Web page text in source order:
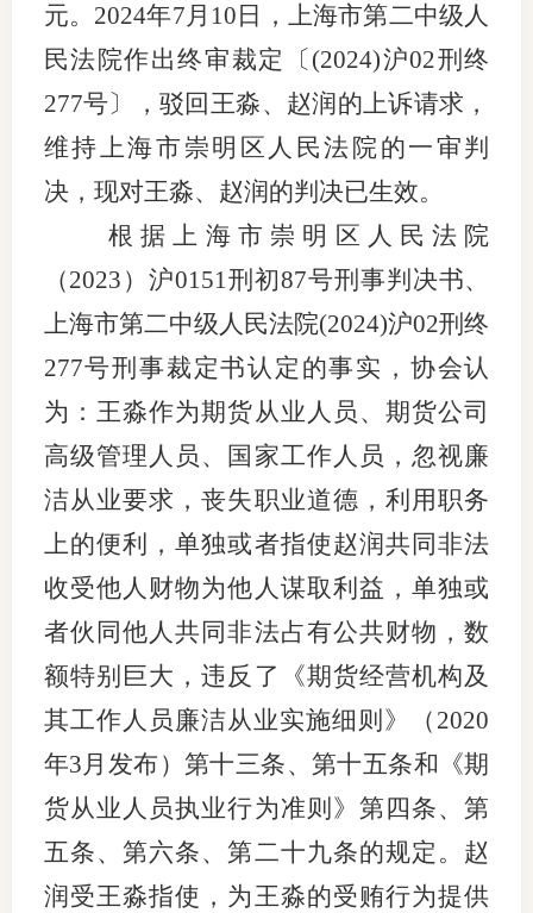
投资者
研究与
行业投
会员公
期货公
元。2024年7月10日，上海市第二中级人
民法院作出终审裁定
〔 (2024)沪02刑终
277号〕 ，驳回 王淼、赵润的上诉请求，
维持上海市崇明区人民法院的一审判
决，现对王淼、赵润的判决已生效。
根据上海市崇明区人民法院
（2023 ）沪0151刑初87号刑事判决书、
上海市第二中级人民法院(2024)沪02刑终
277号刑事裁定书认定的事实，协会认
为： 王淼作为期货从业人员、期货公司
高级管理人员、国家工作人员，忽视廉
洁从业要求，丧失职业道德 ，利用职务
上的便利，单独或者指使赵润共同非法
收受他人财物为他人谋取利益，单独或
者伙同他人共同非法占有公共财物，数
额特别巨大，违反了
《期货经营机构及
其工作人员廉洁从业实施细则》（ 2020
年3月发布）第十三条、第十五条和《期
货从业人员执业行为准则》第四条、第
五条、第六条、第二十九条的规定。 赵
润受王淼指使，为王淼的受贿行为提供